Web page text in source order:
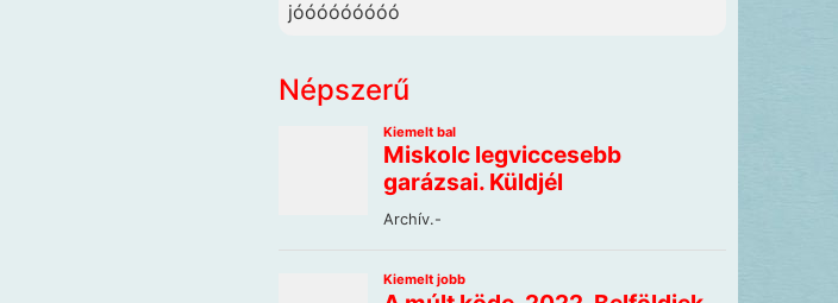
jóóóóóóóóó
Népszerű